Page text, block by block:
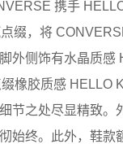
携手
缀，将
外侧饰有水晶质
橡胶质感 HELLO
节之处尽显精致
始终。此外，鞋